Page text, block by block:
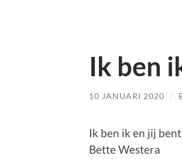
Ik ben
10 JANUARI 2020 /
Ik ben ik en jij
Bette Westera